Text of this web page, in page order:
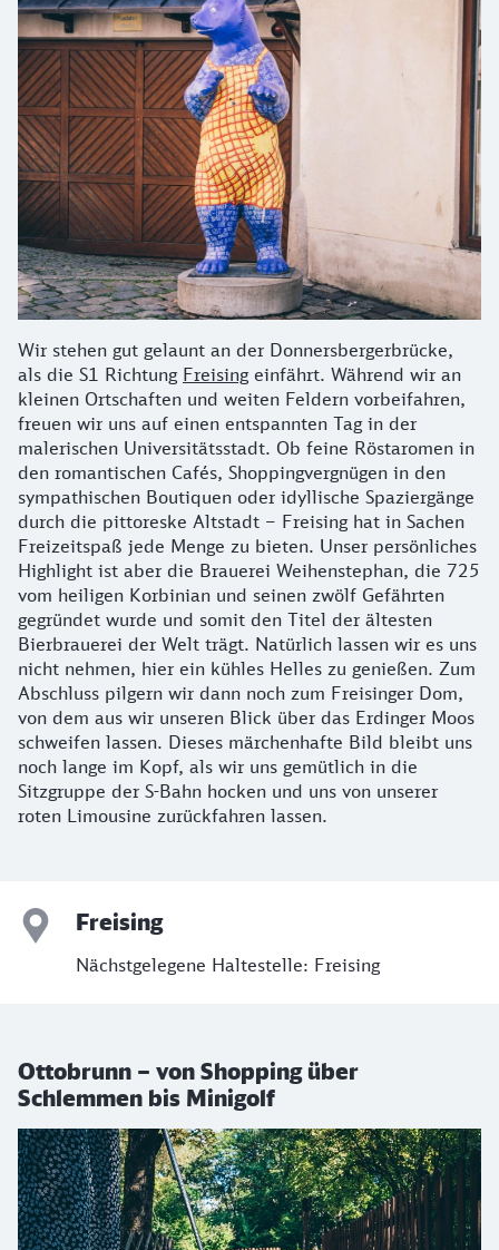
Wir stehen gut gelaunt an der Donnersbergerbrücke,
als die S1 Richtung Freisingeinfährt. Während wir an
kleinen Ortschaften und weiten Feldern vorbeifahren,
freuen wir uns auf einen entspannten Tag in der
malerischen Universitätsstadt. Ob feine Röstaromen in
den romantischen Cafés, Shoppingvergnügen in den
sympathischen Boutiquen oder idyllische Spaziergänge
durch die pittoreske Altstadt – Freising hat in Sachen
Freizeitspaß jede Menge zu bieten. Unser persönliches
Highlight ist aber die Brauerei Weihenstephan, die 725
vom heiligen Korbinian und seinen zwölf Gefährten
gegründet wurde und somit den Titel der ältesten
Bierbrauerei der Welt trägt. Natürlich lassen wir es uns
nicht nehmen, hier ein kühles Helles zu genießen. Zum
Abschluss pilgern wir dann noch zum Freisinger Dom,
von dem aus wir unseren Blick über das Erdinger Moos
schweifen lassen. Dieses märchenhafte Bild bleibt uns
noch lange im Kopf, als wir uns gemütlich in die
Sitzgruppe der S-Bahn hocken und uns von unserer
roten Limousine zurückfahren lassen.
Freising
Nächstgelegene Haltestelle: Freising
Ottobrunn – von Shopping über
Schlemmen bis Minigolf